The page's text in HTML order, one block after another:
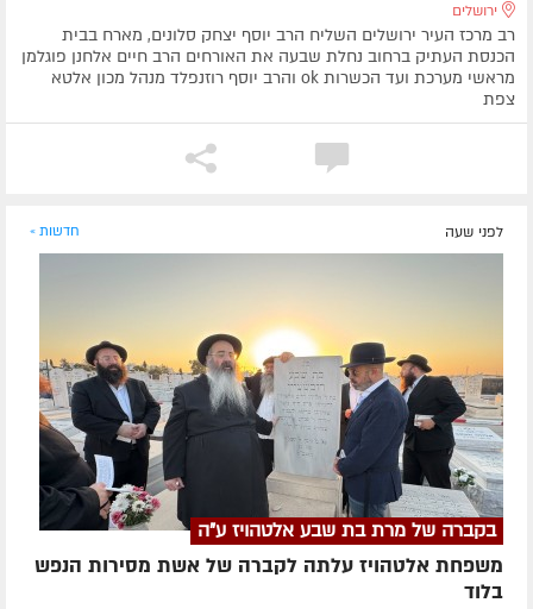
ירושלים
רב מרכז העיר ירושלים השליח הרב יוסף יצחק סלונים, מארח בבית
הכנסת העתיק ברחוב נחלת שבעה את האורחים הרב חיים אלחנן פוגלמן
מראשי מערכת ועד הכשרות ok והרב יוסף רוזנפלד מנהל מכון אלטא
צפת
לפני שעה חדשות »
בקברה של מרת בת שבע אלטהויז ע"ה
משפחת אלטהויז עלתה לקברה של אשת מסירות הנפש
בלוד